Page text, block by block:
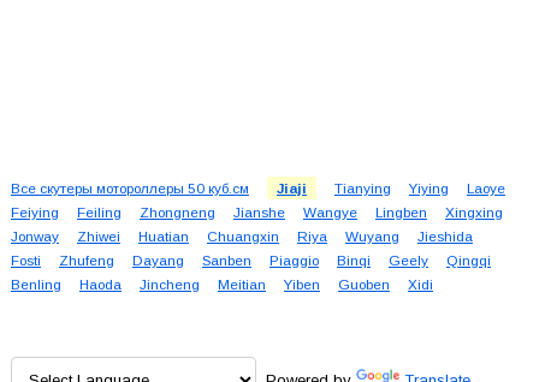
Все скутеры мотороллеры 50 куб.см Jiaji Tianying Yiying
Laoye
Feiying
Feiling Zhongneng Jianshe Wangye Lingben
Xingxing
Jonway
Zhiwei Huatian Chuangxin Riya Wuyang
Jieshida
Fosti
Zhufeng Dayang Sanben Piaggio Binqi Geely
Qingqi
Benling
Haoda Jincheng Meitian Yiben Guoben Xidi